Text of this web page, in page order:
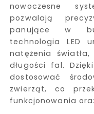
nowoczesne
pozwalają
panujące w
technologia LED
natężenia
długości fal.
dostosować
zwierząt, co
funkcjonowania